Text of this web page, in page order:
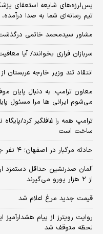
پس‌لرزه‌های شایعه استعفای
تیم رسانه‌ای شما به صدا
مشاور سیدمحمد خاتمی
سربازان فراری بخوانند/ آیا
انتقاد تند وزیر خارجه عربستان
معاون ترامپ: به دنبال پایان
می‌شوم ایرانی ها مرا مسئول
ترامپ همه را غافلگیر کرد/
ساخت است
حادثه مرگبار در اصفهان؛ ۴ نفر جان باختند
آلمان صدرنشین حداقل دستمزد
از ۲ هزار یورو می‌گیرند
قیمت جدید مرغ اعلام شد
روایت رویترز از پیام
لحظه متوقف شد